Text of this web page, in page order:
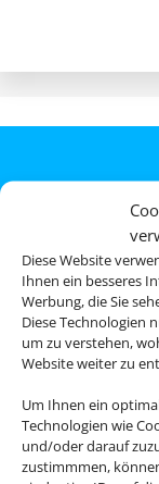
Diese Website
Ihnen ein besseres
Werbung, die Sie
Diese Technologien
um zu verstehen,
Website weiter zu
Um Ihnen ein
Technologien wie
und/oder darauf
zustimmmen,
Impressum |
Service| AGB|